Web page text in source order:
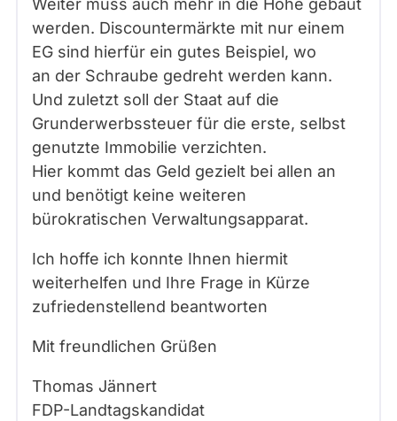
Weiter muss auch mehr in die Höhe gebaut
werden. Discountermärkte mit nur einem
EG sind hierfür ein gutes Beispiel, wo
an der Schraube gedreht werden kann.
Und zuletzt soll der Staat auf die
Grunderwerbssteuer für die erste, selbst
genutzte Immobilie verzichten.
Hier kommt das Geld gezielt bei allen an
und benötigt keine weiteren
bürokratischen Verwaltungsapparat.
Ich hoffe ich konnte Ihnen hiermit
weiterhelfen und Ihre Frage in Kürze
zufriedenstellend beantworten
Mit freundlichen Grüßen
Thomas Jännert
FDP-Landtagskandidat